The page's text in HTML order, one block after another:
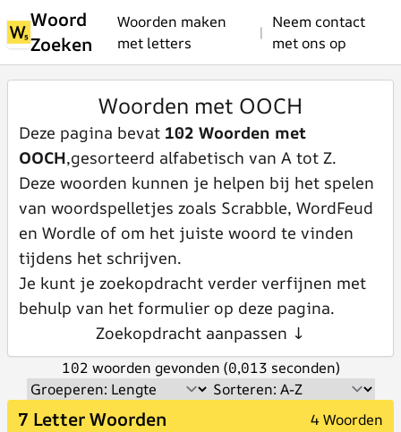
Woord
Zoeken
Woorden maken
met letters
|
Neem contact
met ons op
Woorden met OOCH
Deze pagina bevat 102 Woorden met
OOCH,gesorteerd alfabetisch van A tot Z.
Deze woorden kunnen je helpen bij het spelen
van woordspelletjes zoals Scrabble, WordFeud
en Wordle of om het juiste woord te vinden
tijdens het schrijven.
Je kunt je zoekopdracht verder verfijnen met
behulp van het formulier op deze pagina.
Zoekopdracht aanpassen ↓
102 woorden gevonden (0,013 seconden)
7 Letter Woorden 4 Woorden